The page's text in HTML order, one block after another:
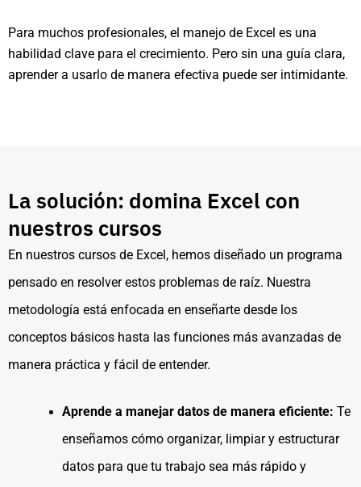
Para muchos profesionales, el manejo de Excel es una
habilidad clave para el crecimiento. Pero sin una guía clara,
aprender a usarlo de manera efectiva puede ser intimidante.
La solución: domina Excel con
nuestros cursos
En nuestros cursos de Excel, hemos diseñado un programa
pensado en resolver estos problemas de raíz. Nuestra
metodología está enfocada en enseñarte desde los
conceptos básicos hasta las funciones más avanzadas de
manera práctica y fácil de entender.
Aprende a manejar datos de manera eficiente: Te
enseñamos cómo organizar, limpiar y estructurar
datos para que tu trabajo sea más rápido y